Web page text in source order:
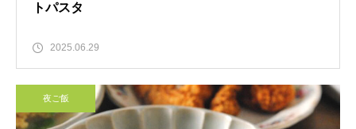
トパスタ
2025.06.29
夜ご飯